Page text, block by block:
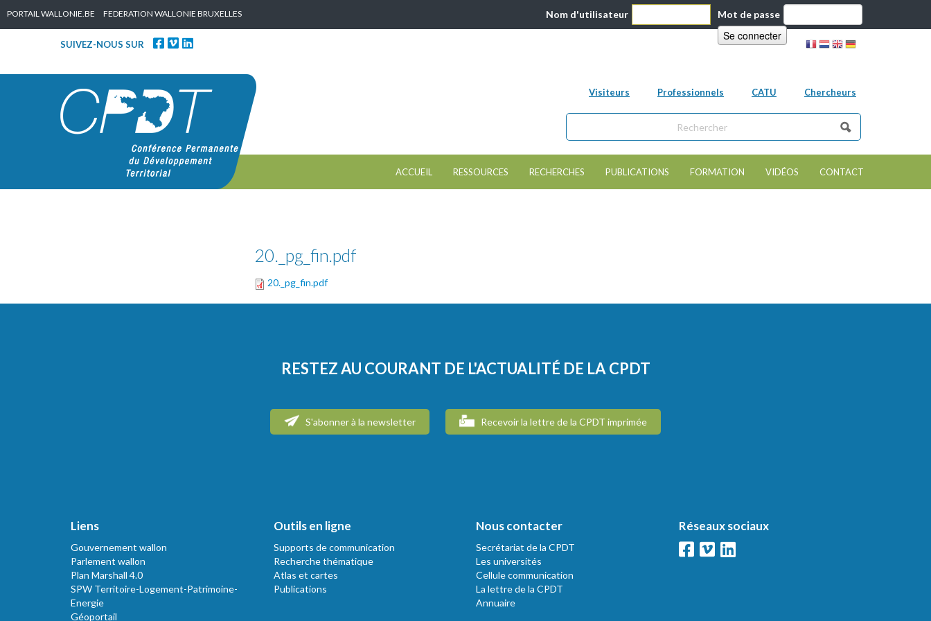
PORTAIL WALLONIE.BE FEDERATION WALLONIE BRUXELLES Nom d'utilisateur Mot de passe
SUIVEZ-NOUS SUR
Visiteurs Professionnels CATU Chercheurs
Formulaire de recherche
Chercher dans ce site
ACCUEIL RESSOURCES RECHERCHES PUBLICATIONS FORMATION VIDÉOS CONTACT
20._pg_fin.pdf
20._pg_fin.pdf
RESTEZ AU COURANT DE L'ACTUALITÉ DE LA CPDT
S'abonner à la newsletter Recevoir la lettre de la CPDT imprimée
Liens
Gouvernement wallon
Parlement wallon
Plan Marshall 4.0
SPW Territoire-Logement-Patrimoine-
Energie
Géoportail
Outils en ligne
Supports de communication
Recherche thématique
Atlas et cartes
Publications
Nous contacter
Secrétariat de la CPDT
Les universités
Cellule communication
La lettre de la CPDT
Annuaire
Réseaux sociaux